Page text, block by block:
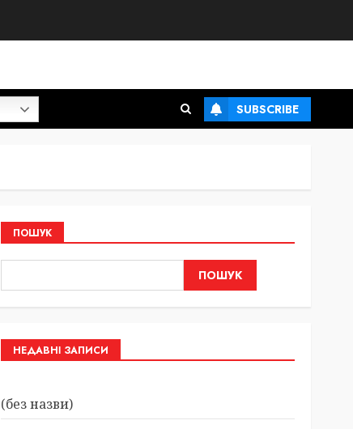
SUBSCRIBE
ПОШУК
ПОШУК
НЕДАВНІ ЗАПИСИ
(без назви)